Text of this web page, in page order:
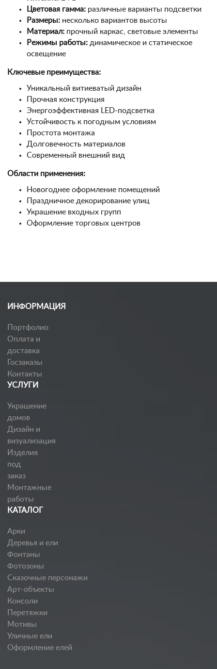
Цветовая гамма: различные варианты подсветки
Размеры: несколько вариантов высоты
Материал: прочный каркас, световые элементы
Режимы работы: динамическое и статическое
освещение
Ключевые преимущества:
Уникальный витиеватый дизайн
Прочная конструкция
Энергоэффективная LED-подсветка
Устойчивость к погодным условиям
Простота монтажа
Долговечность материалов
Современный внешний вид
Области применения:
Новогоднее оформление помещений
Праздничное декорирование улиц
Украшение входных групп
Оформление торговых центров
ИНФОРМАЦИЯ
Портфолио
Оплата и
доставка
Госзаказы
Контакты
УСЛУГИ
Украшение
домов
Дизайн и
визуализация
Изделия
под
заказ
Монтажные
работы
КАТАЛОГ
Арки
Деревья и ели
Фонтаны
Фотозоны
Сказочные персонажи
Арт-объекты
Консоли
Перетяжки
Мотивы
Уличные ели
Оформление елей